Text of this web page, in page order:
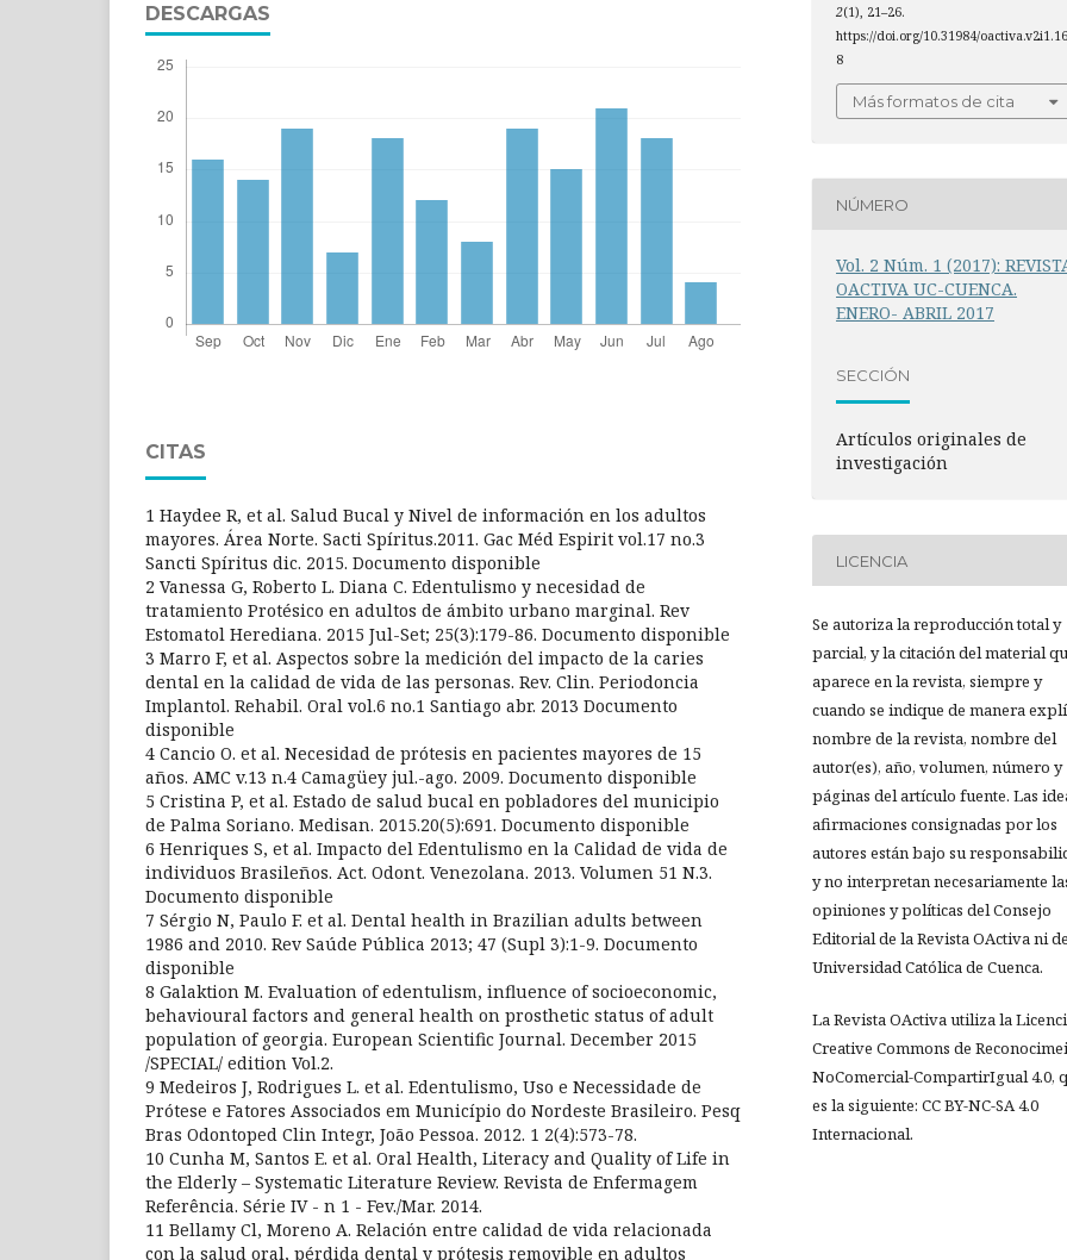
DESCARGAS
CITAS
1 Haydee R, et al. Salud Bucal y Nivel de información en los adultos
mayores. Área Norte. Sacti Spíritus.2011. Gac Méd Espirit vol.17 no.3
Sancti Spíritus dic. 2015. Documento disponible
2 Vanessa G, Roberto L. Diana C. Edentulismo y necesidad de
tratamiento Protésico en adultos de ámbito urbano marginal. Rev
Estomatol Herediana. 2015 Jul-Set; 25(3):179-86. Documento disponible
3 Marro F, et al. Aspectos sobre la medición del impacto de la caries
dental en la calidad de vida de las personas. Rev. Clin. Periodoncia
Implantol. Rehabil. Oral vol.6 no.1 Santiago abr. 2013 Documento
disponible
4 Cancio O. et al. Necesidad de prótesis en pacientes mayores de 15
años. AMC v.13 n.4 Camagüey jul.-ago. 2009. Documento disponible
5 Cristina P, et al. Estado de salud bucal en pobladores del municipio
de Palma Soriano. Medisan. 2015.20(5):691. Documento disponible
6 Henriques S, et al. Impacto del Edentulismo en la Calidad de vida de
individuos Brasileños. Act. Odont. Venezolana. 2013. Volumen 51 N.3.
Documento disponible
7 Sérgio N, Paulo F. et al. Dental health in Brazilian adults between
1986 and 2010. Rev Saúde Pública 2013; 47 (Supl 3):1-9. Documento
disponible
8 Galaktion M. Evaluation of edentulism, influence of socioeconomic,
behavioural factors and general health on prosthetic status of adult
population of georgia. European Scientific Journal. December 2015
/SPECIAL/ edition Vol.2.
9 Medeiros J, Rodrigues L. et al. Edentulismo, Uso e Necessidade de
Prótese e Fatores Associados em Município do Nordeste Brasileiro. Pesq
Bras Odontoped Clin Integr, João Pessoa. 2012. 1 2(4):573-78.
10 Cunha M, Santos E. et al. Oral Health, Literacy and Quality of Life in
the Elderly – Systematic Literature Review. Revista de Enfermagem
Referência. Série IV - n 1 - Fev./Mar. 2014.
11 Bellamy Cl, Moreno A. Relación entre calidad de vida relacionada
con la salud oral, pérdida dental y prótesis removible en adultos
2(1), 21–26.
https://doi.org/10.31984/
8
Más formatos de cita
NÚMERO
Vol. 2 Núm. 1 (2017):
OACTIVA UC-CUENCA.
ENERO- ABRIL 2017
SECCIÓN
Artículos originales de
investigación
LICENCIA
Se autoriza la reproducción total y
parcial, y la citación del material
aparece en la revista, siempre y
cuando se indique de manera
nombre de la revista, nombre del
autor(es), año, volumen, número y
páginas del artículo fuente. Las
afirmaciones consignadas por los
autores están bajo su
y no interpretan necesariamente
opiniones y políticas del Consejo
Editorial de la Revista OActiva ni
Universidad Católica de Cuenca.
La Revista OActiva utiliza la
Creative Commons de
NoComercial-CompartirIgual 4.0,
es la siguiente: CC BY-NC-SA 4.0
Internacional.